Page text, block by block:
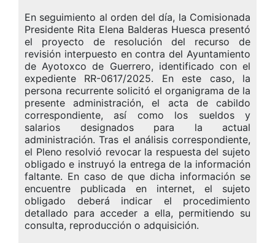
En seguimiento al orden del día, la Comisionada
Presidente Rita Elena Balderas Huesca presentó
el proyecto de resolución del recurso de
revisión interpuesto en contra del Ayuntamiento
de Ayotoxco de Guerrero, identificado con el
expediente RR-0617/2025. En este caso, la
persona recurrente solicitó el organigrama de la
presente administración, el acta de cabildo
correspondiente, así como los sueldos y
salarios designados para la actual
administración. Tras el análisis correspondiente,
el Pleno resolvió revocar la respuesta del sujeto
obligado e instruyó la entrega de la información
faltante. En caso de que dicha información se
encuentre publicada en internet, el sujeto
obligado deberá indicar el procedimiento
detallado para acceder a ella, permitiendo su
consulta, reproducción o adquisición.